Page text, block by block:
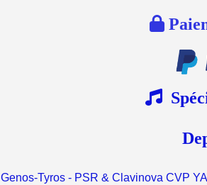


Genos-Tyros - PSR & Clavinova CVP